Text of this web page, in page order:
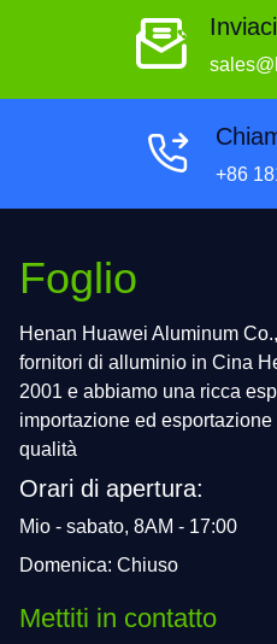
+86
Foglio
Henan Huawei Aluminum
fornitori di alluminio in Cina
2001 e abbiamo una ricca
importazione ed
qualità
Orari di apertura:
Mio - sabato, 8AM - 17:00
Domenica: Chiuso
Mettiti in contatto